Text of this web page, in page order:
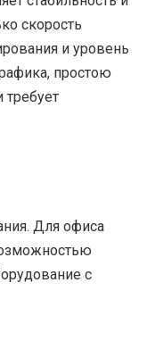
скорость
и уровень
простою
Для офиса
с